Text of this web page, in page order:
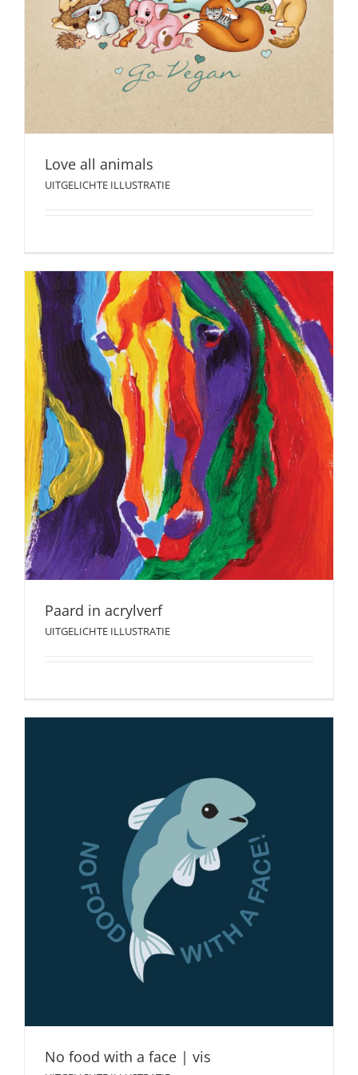
UITGELICHTE ILLUSTRATIE
Love all animals
UITGELICHTE ILLUSTRATIE
Paard in acrylverf
UITGELICHTE ILLUSTRATIE
Paard in acrylverf
UITGELICHTE ILLUSTRATIE
No food with a face | vis
UITGELICHTE ILLUSTRATIE
No food with a face | vis